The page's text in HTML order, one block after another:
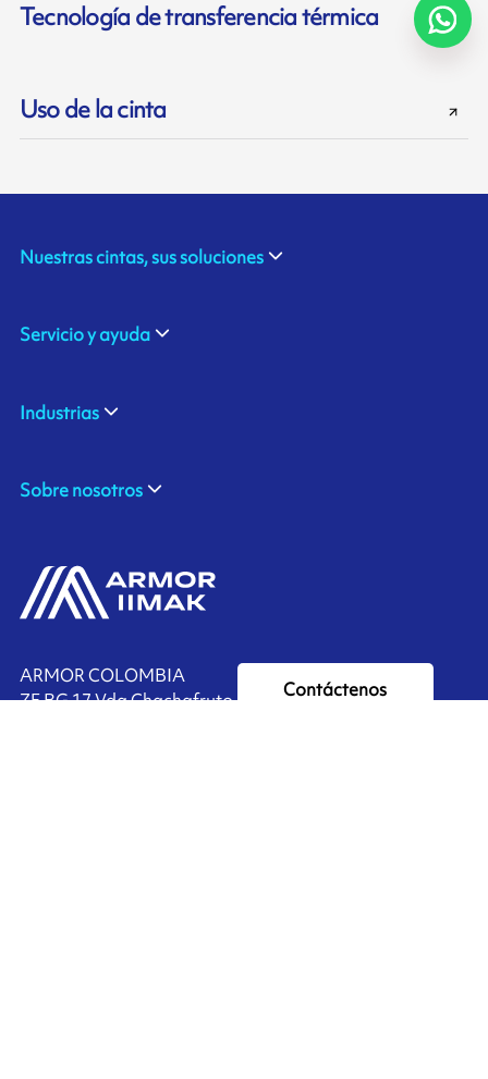
Tecnología de transferencia térmica
Uso de la cinta
ARMOR COLOMBIA
ZF BG 17 Vda Chachafruto,
Contáctenos
Nuestras cintas, sus soluciones
Servicio y ayuda
Industrias
Sobre nosotros